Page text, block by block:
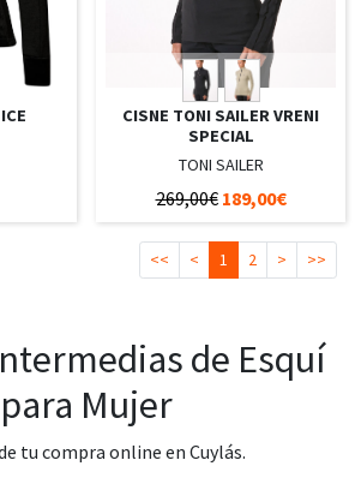
CISNE TONI SAILER VRENI
SPECIAL
TONI SAILER
269,00€ 189,00€
<< < 1 2 > >>
de Esquí
para Mujer
tu compra online en Cuylás.